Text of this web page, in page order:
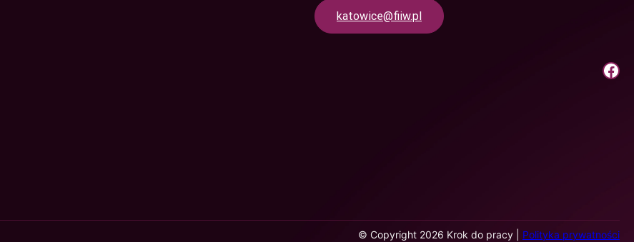
katowice@fiiw.pl
Krok Do Pracy | Facebook
© Copyright 2026 Krok do pracy | Polityka prywatności